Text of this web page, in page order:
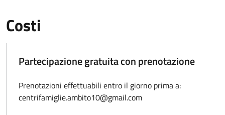
Costi
Partecipazione gratuita con prenotazione
Prenotazioni effettuabili entro il giorno prima a:
centrifamiglie.ambito10@gmail.com